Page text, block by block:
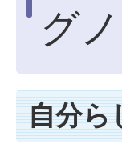
グ
自分ら